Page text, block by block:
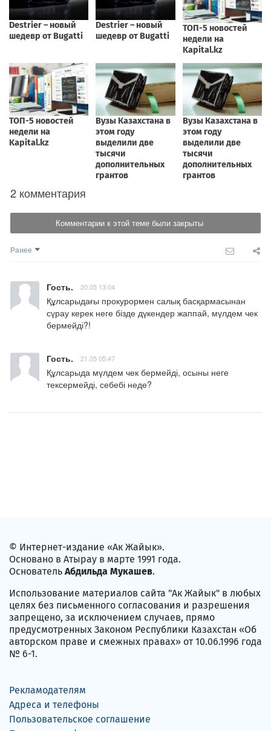
2 комментария
Комментарии к этой теме были закрыты
Ранее
Гость. 20.05 13:04
Құлсарыдағы прокурормен салық басқармасынан
сүрау керек неге бізде дүкендер жаппай, мүлдем чек
бермейді?!
Гость. 21.05 05:47
Құлсарыда мүлдем чек бермейді, осыны неге
тексермейді, себебі неде?
© Интернет-издание «Ак Жайык».
Основано в Атырау в марте 1991 года.
Основатель Абдильда Мукашев.
Использование материалов сайта "Ак Жайык" в любых
целях без письменного согласования и разрешения
запрещено, за исключением случаев, прямо
предусмотренных Законом Республики Казахстан «Об
авторском праве и смежных правах» от 10.06.1996 года
№ 6-1.
Рекламодателям
Адреса и телефоны
Пользовательское соглашение